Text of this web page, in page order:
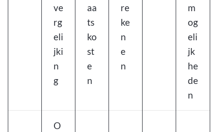
ve
rg
eli
jki
n
g
aa
ts
ko
st
e
n
re
ke
n
e
n
m
og
eli
jk
he
de
n
O